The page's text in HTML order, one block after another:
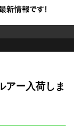
アー入荷しま